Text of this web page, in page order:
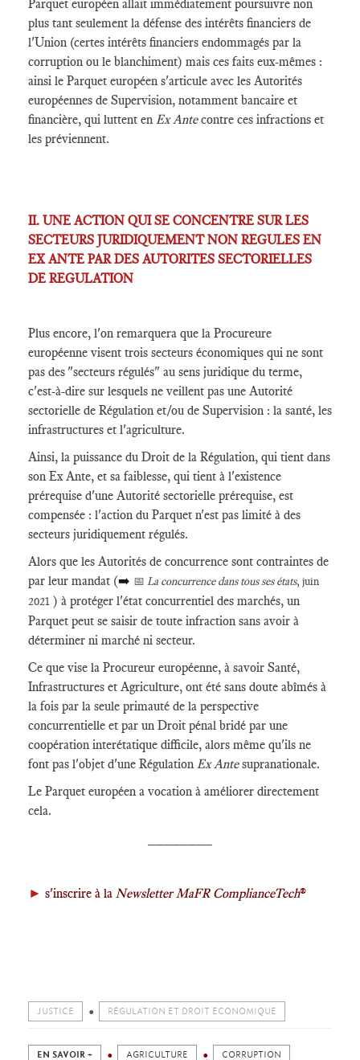
Parquet européen allait immédiatement poursuivre non
plus tant seulement la défense des intérêts financiers de
l'Union (certes intérêts financiers endommagés par la
corruption ou le blanchiment) mais ces faits eux-mêmes :
ainsi le Parquet européen s'articule avec les Autorités
européennes de Supervision, notamment bancaire et
financière, qui luttent en Ex Antecontre ces infractions et
les préviennent.
II. UNE ACTION QUI SE CONCENTRE SUR LES
SECTEURS JURIDIQUEMENT NON REGULES EN
EX ANTE PAR DES AUTORITES SECTORIELLES
DE REGULATION
Plus encore, l'on remarquera que la Procureure
européenne visent trois secteurs économiques qui ne sont
pas des "secteurs régulés" au sens juridique du terme,
c'est-à-dire sur lesquels ne veillent pas une Autorité
sectorielle de Régulation et/ou de Supervision : la santé, les
infrastructures et l'agriculture.
Ainsi, la puissance du Droit de la Régulation, qui tient dans
son Ex Ante, et sa faiblesse, qui tient à l'existence
prérequise d'une Autorité sectorielle prérequise, est
compensée : l'action du Parquet n'est pas limité à des
secteurs juridiquement régulés.
Alors que les Autorités de concurrence sont contraintes de
par leur mandat (➡️ 📅 La concurrence dans tous ses états, juin
2021 ) à protéger l'état concurrentiel des marchés, un
Parquet peut se saisir de toute infraction sans avoir à
déterminer ni marché ni secteur.
Ce que vise la Procureur européenne, à savoir Santé,
Infrastructures et Agriculture, ont été sans doute abîmés à
la fois par la seule primauté de la perspective
concurrentielle et par un Droit pénal bridé par une
coopération interétatique difficile, alors même qu'ils ne
font pas l'objet d'une Régulation Ex Antesupranationale.
Le Parquet européen a vocation à améliorer directement
cela.
► s'inscrire à la Newsletter MaFR ComplianceTech®
JUSTICE RÉGULATION ET DROIT ÉCONOMIQUE
EN SAVOIR + AGRICULTURE CORRUPTION